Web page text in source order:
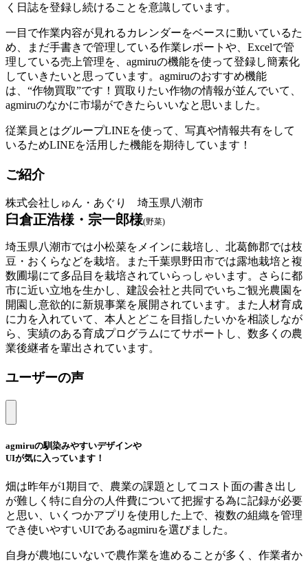
く日誌を登録し続けることを意識しています。
一目で作業内容が見れるカレンダーをベースに動いているた
め、まだ手書きで管理している作業レポートや、Excelで管
理している売上管理を、agmiruの機能を使って登録し簡素化
していきたいと思っています。agmiruのおすすめ機能
は、“作物買取”です！買取りたい作物の情報が並んでいて、
agmiruのなかに市場ができたらいいなと思いました。
従業員とはグループLINEを使って、写真や情報共有をして
いるためLINEを活用した機能を期待しています！
ご紹介
株式会社しゅん・あぐり 埼玉県八潮市
臼倉正浩様・宗一郎様(野菜)
埼玉県八潮市では小松菜をメインに栽培し、北葛飾郡では枝
豆・おくらなどを栽培。また千葉県野田市では露地栽培と複
数圃場にて多品目を栽培されていらっしゃいます。さらに都
市に近い立地を生かし、建設会社と共同でいちご観光農園を
開園し意欲的に新規事業を展開されています。また人材育成
に力を入れていて、本人とどこを目指したいかを相談しなが
ら、実績のある育成プログラムにてサポートし、数多くの農
業後継者を輩出されています。
ユーザーの声
agmiruの馴染みやすいデザインや
UIが気に入っています！
畑は昨年が1期目で、農業の課題としてコスト面の書き出し
が難しく特に自分の人件費について把握する為に記録が必要
と思い、いくつかアプリを使用した上で、複数の組織を管理
でき使いやすいUIであるagmiruを選びました。
自身が農地にいないで農作業を進めることが多く、作業者か